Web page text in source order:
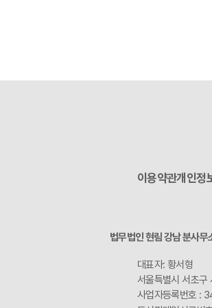
이용약관개인정
법무법인 현림 강남 분사무
대표자: 황서형
서울특별시 서초
사업자등록번호